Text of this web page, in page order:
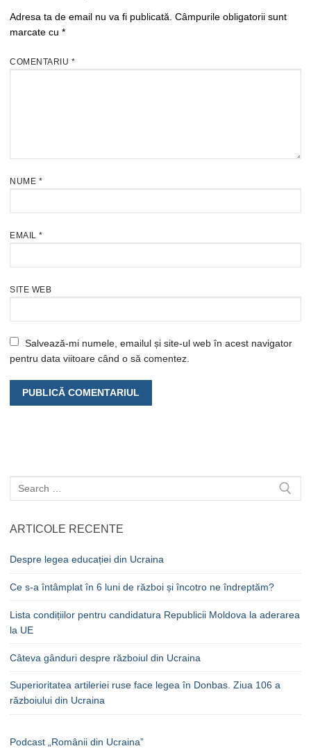
Adresa ta de email nu va fi publicată. Câmpurile obligatorii sunt
marcate cu *
COMENTARIU *
NUME *
EMAIL *
SITE WEB
Salvează-mi numele, emailul și site-ul web în acest navigator
pentru data viitoare când o să comentez.
Caută
după:
ARTICOLE RECENTE
Despre legea educației din Ucraina
Ce s-a întâmplat în 6 luni de război și încotro ne îndreptăm?
Lista condițiilor pentru candidatura Republicii Moldova la aderarea
la UE
Câteva gânduri despre războiul din Ucraina
Superioritatea artileriei ruse face legea în Donbas. Ziua 106 a
războiului din Ucraina
Podcast „Românii din Ucraina”